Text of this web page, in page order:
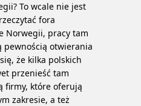
To wcale nie jest
fora
Norwegii, pracy tam
pewnością otwierania
że kilka polskich
przenieść tam
firmy, które oferują
zakresie, a też